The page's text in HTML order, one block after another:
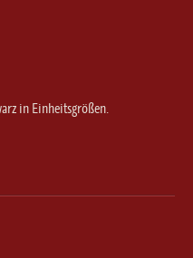
in Einheitsgrößen.